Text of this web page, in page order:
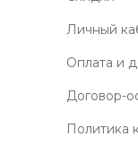
Личный
Оплата и
Договор-
Политика